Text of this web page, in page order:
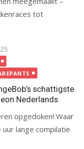
tot
schattigste
Nederlands
opgedoken! Waar
uur lange compilatie